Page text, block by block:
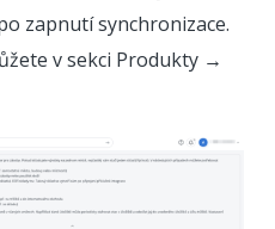
zapnutí synchronizace.
v sekci Produkty →